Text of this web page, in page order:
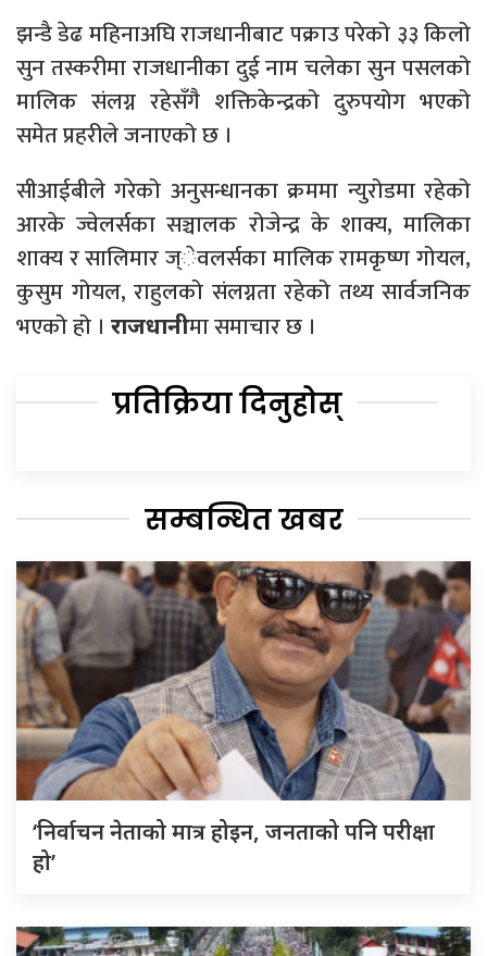
झन्डै डेढ महिनाअघि राजधानीबाट पक्राउ परेको ३३ किलो
सुन तस्करीमा राजधानीका दुई नाम चलेका सुन पसलको
मालिक संलग्न रहेसँगै शक्तिकेन्द्रको दुरुपयोग भएको
समेत प्रहरीले जनाएको छ ।
सीआईबीले गरेको अनुसन्धानका क्रममा न्युरोडमा रहेको
आरके ज्वेलर्सका सञ्चालक रोजेन्द्र के शाक्य, मालिका
शाक्य र सालिमार ज्ेवलर्सका मालिक रामकृष्ण गोयल,
कुसुम गोयल, राहुलको संलग्नता रहेको तथ्य सार्वजनिक
भएको हो । राजधानीमा समाचार छ ।
प्रतिक्रिया दिनुहोस्
सम्बन्धित खबर
‘निर्वाचन नेताको मात्र होइन, जनताको पनि परीक्षा
हो’